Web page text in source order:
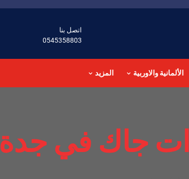
اتصل بنا
0545358803
الألمانية والاوربية المزيد
جاك في جدة